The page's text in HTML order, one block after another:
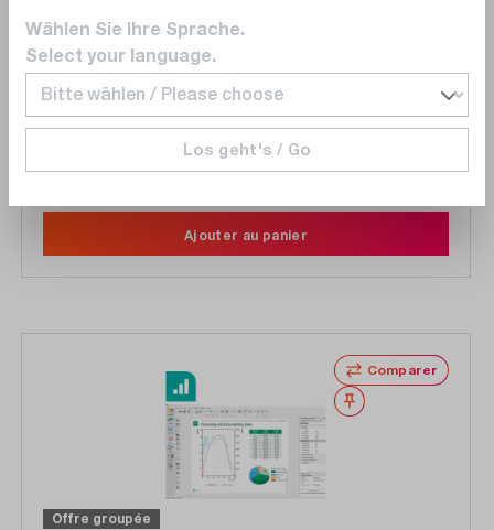
RFmx GSM/EDGE+ Development, Subscription
License, Download
Ajouter au panier
Comparer
Noter
Offre groupée
Wählen Sie Ihre Sprache.
Select your language.
Los geht's / Go